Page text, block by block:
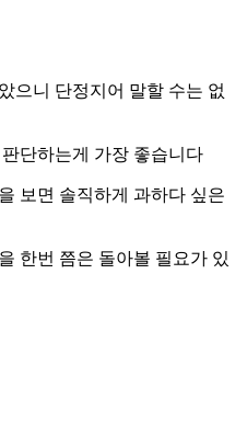
으니 단정지어 말할 수는 없
단하는게 가장 좋습니다
보면 솔직하게 과하다 싶은
한번 쯤은 돌아볼 필요가 있